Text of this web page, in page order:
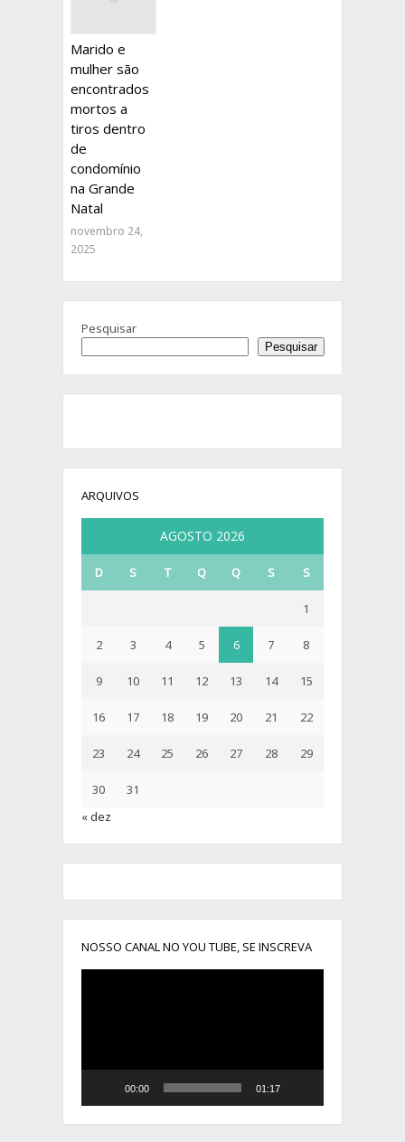
Marido e
mulher são
encontrados
mortos a
tiros dentro
de
condomínio
na Grande
Natal
novembro 24,
2025
Pesquisar
Pesquisar
ARQUIVOS
AGOSTO 2026
D S T Q Q S S
1
2 3 4 5 6 7 8
9 10 11 12 13 14 15
16 17 18 19 20 21 22
23 24 25 26 27 28 29
30
31
« dez
NOSSO CANAL NO YOU TUBE, SE INSCREVA
00:00 01:17